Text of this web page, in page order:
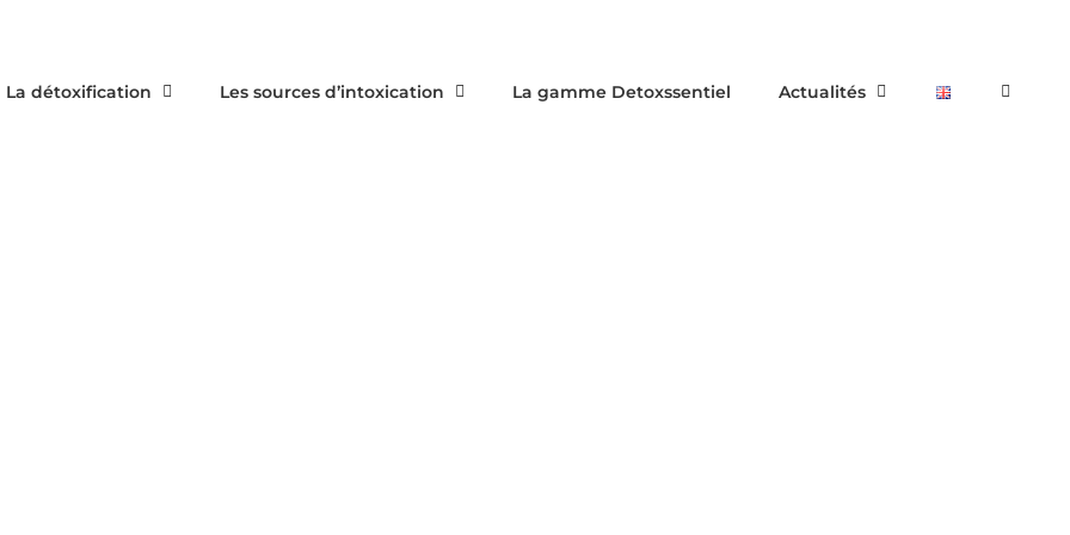
La détoxification Les sources d’intoxication La gamme Detoxssentiel Actualités